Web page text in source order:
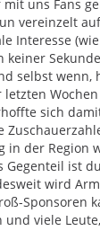
uns Fans
vereinzelt
Interesse
keiner
selbst wenn,
letzten
sich
in der Region
Gegenteil ist
wird
Sponsoren
und viele